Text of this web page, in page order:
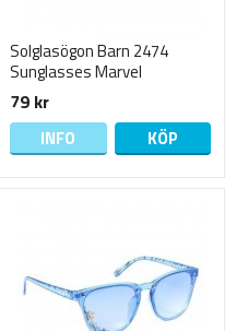
Solglasögon Barn 2474
Sunglasses Marvel
Spiderman Spider-man Go
Spidey 13cm
79 kr
INFO KÖP